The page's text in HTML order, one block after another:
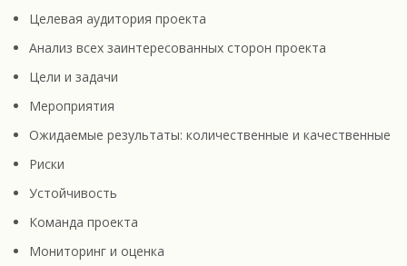
Целевая аудитория проекта
Анализ всех заинтересованных сторон проекта
Цели и задачи
Мероприятия
Ожидаемые результаты: количественные и качественные
Риски
Устойчивость
Команда проекта
Мониторинг и оценка